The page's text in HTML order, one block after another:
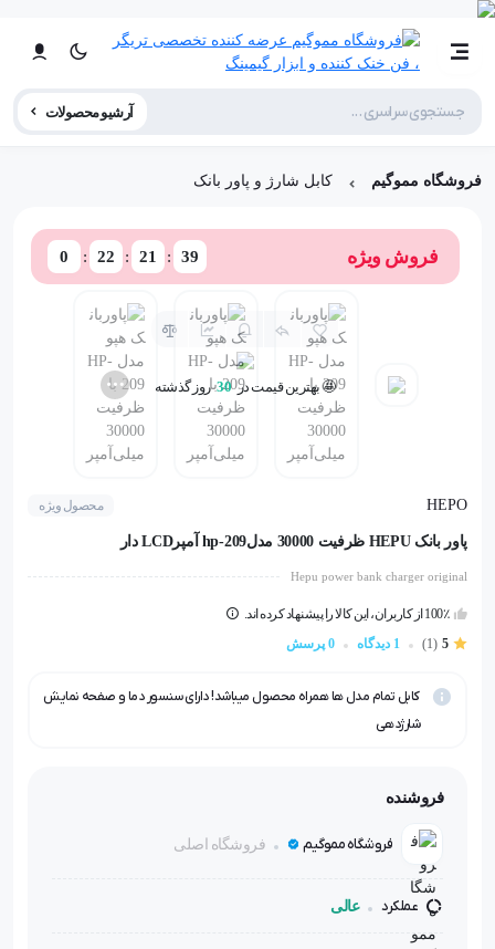
آرشیو محصولات
فروشگاه مموگیم کابل شارژ و پاور بانک
فروش ویژه 38
21
22
0
🤩 بهترین قیمت در 30 روز گذشته
📦 تنها
عدد در انبار باقی مانده
👁️ +
100
نفر این کالا را مشاهده کرده‌اند
❤️ +
100
نفر به این کالا علاقه دارند
HEPO
محصول ویژه
پاور بانک HEPU ظرفیت 30000 مدلhp-209 آمپرLCD دار
Hepu power bank charger original
100٪ از کاربران، این کالا را پیشنهاد کرده اند.
5
(1) 1 دیدگاه 0 پرسش
کابل تمام مدل ها همراه محصول میباشد! دارای سنسور دما و صفحه نمایش
شارژدهی
فروشنده
فروشگاه مموگیم فروشگاه اصلی
عملکرد عالی